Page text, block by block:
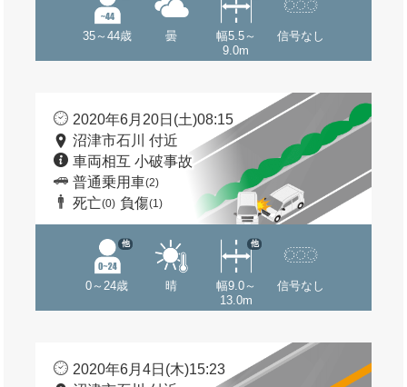
35～44歳 曇
幅5.5～
9.0m
信号なし
2020年6月20日(土)08:15
沼津市石川 付近
車両相互 小破事故
普通乗用車(2)
死亡(0) 負傷(1)
0～24歳
他
晴
幅9.0～
13.0m
他
信号なし
2020年6月4日(木)15:23